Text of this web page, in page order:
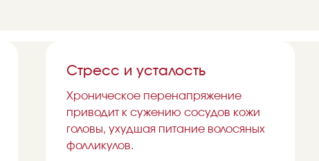
Стресс и усталость
Хроническое перенапряжение
приводит к сужению сосудов кожи
головы, ухудшая питание волосяных
фолликулов.